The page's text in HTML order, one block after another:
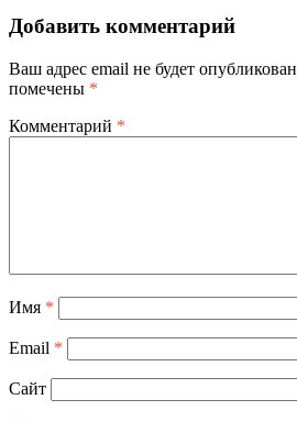
Добавить комментарий
Ваш адрес email не будет
помечены *
Комментарий *
Имя *
Email *
Сайт